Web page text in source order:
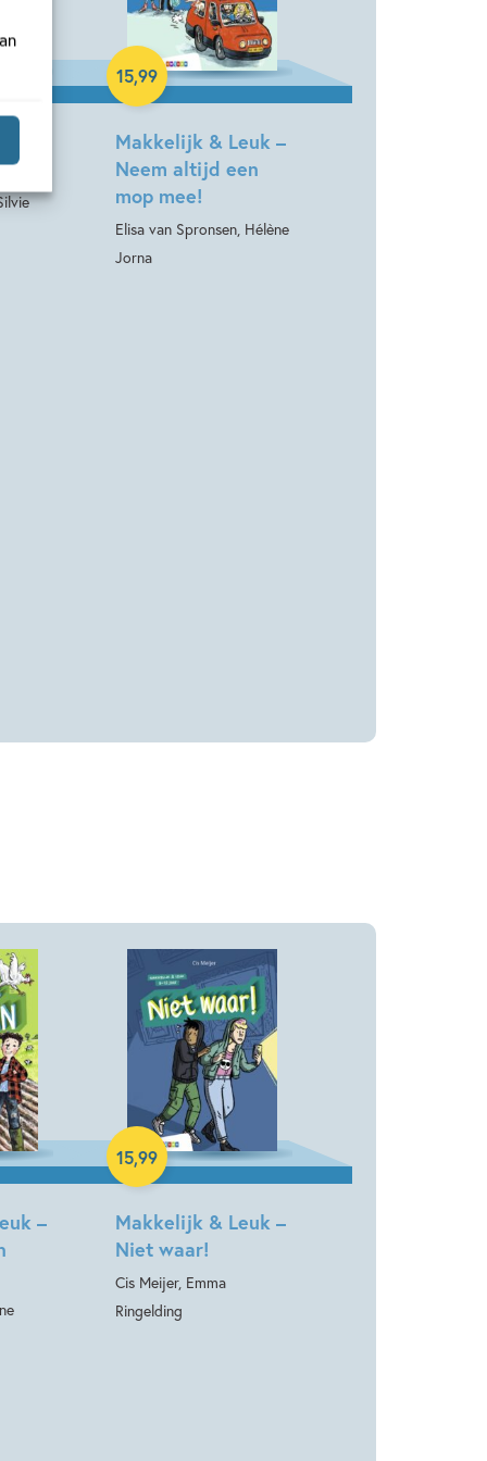
Makkelijk & Leuk –
Neem altijd een
mop mee!
Elisa van Spronsen, Hélène
Jorna
15,99
Hardcover
–
Makkelijk & Leuk –
Niet waar!
Cis Meijer, Emma
Ringelding
15,99
Hardcover